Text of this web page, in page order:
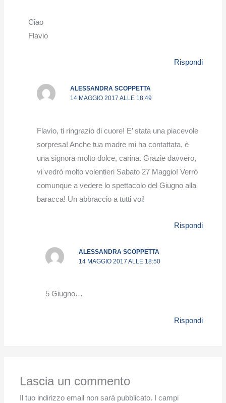
Ciao
Flavio
Rispondi
ALESSANDRA SCOPPETTA
14 MAGGIO 2017 ALLE 18:49
Flavio, ti ringrazio di cuore! E’ stata una piacevole
sorpresa! Anche tua madre mi ha contattata, è
una signora molto dolce, carina. Grazie davvero,
vi vedrò molto volentieri Sabato 27 Maggio! Verrò
comunque a vedere lo spettacolo del Giugno alla
baracca! Un abbraccio a tutti voi!
Rispondi
ALESSANDRA SCOPPETTA
14 MAGGIO 2017 ALLE 18:50
5 Giugno…
Rispondi
Lascia un commento
Il tuo indirizzo email non sarà pubblicato.
I campi